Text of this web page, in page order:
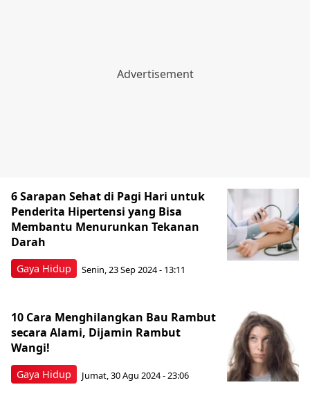
Gaya Hidup
6 Sarapan Sehat di Pagi Hari untuk
Penderita Hipertensi yang Bisa
Membantu Menurunkan Tekanan
Darah
Senin, 23 Sep 2024 - 13:11
Gaya Hidup
10 Cara Menghilangkan Bau Rambut
secara Alami, Dijamin Rambut
Wangi!
Jumat, 30 Agu 2024 - 23:06